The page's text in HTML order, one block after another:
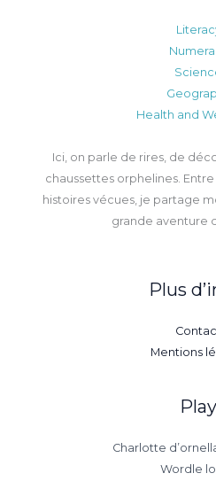
Health and
Ici, on parle de rires, de
chaussettes orphelines.
histoires vécues, je partage
grande aventure
Plus
Mentions
Play
Charlotte
Wordle